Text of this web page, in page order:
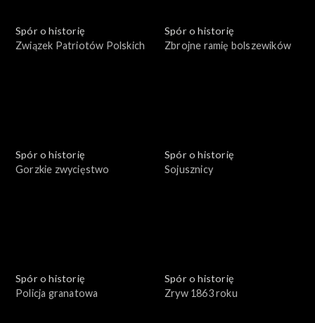
Spór o historię
Związek Patriotów Polskich
Spór o historię
Zbrojne ramię bolszewików
Spór o historię
Gorzkie zwycięstwo
Spór o historię
Sojusznicy
Spór o historię
Policja granatowa
Spór o historię
Zryw 1863 roku